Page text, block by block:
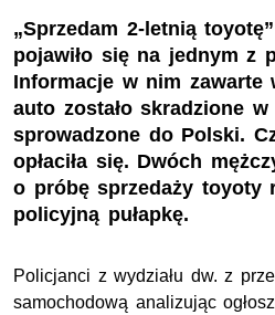
„Sprzedam 2-letnią
pojawiło się na jednym z
Informacje w nim zawarte
auto zostało skradzione
sprowadzone do Polski.
opłaciła się. Dwóch
o próbę sprzedaży toyoty
policyjną pułapkę.
Policjanci z wydziału dw. z
samochodową analizując